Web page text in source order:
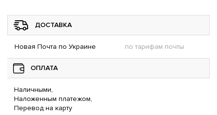
ДОСТАВКА
Новая Почта по Украине по тарифам почты
ОПЛАТА
Наличными,
Наложенным платежом,
Перевод на карту